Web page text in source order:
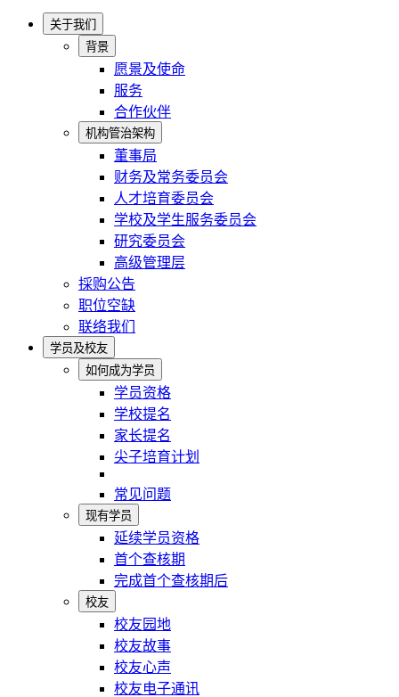
关于我们
背景
愿景及使命
服务
合作伙伴
机构管治架构
董事局
财务及常务委员会
人才培育委员会
学校及学生服务委员会
研究委员会
高级管理层
採购公告
职位空缺
联络我们
学员及校友
如何成为学员
学员资格
学校提名
家长提名
尖子培育计划
常见问题
现有学员
延续学员资格
首个查核期
完成首个查核期后
校友
校友园地
校友故事
校友心声
校友电子通讯